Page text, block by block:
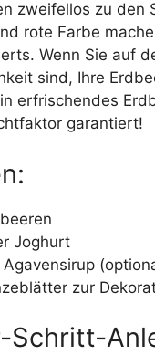
zweifellos zu den
rote Farbe
Wenn Sie auf
sind, Ihre
erfrischendes
garantiert!
Joghurt
zur